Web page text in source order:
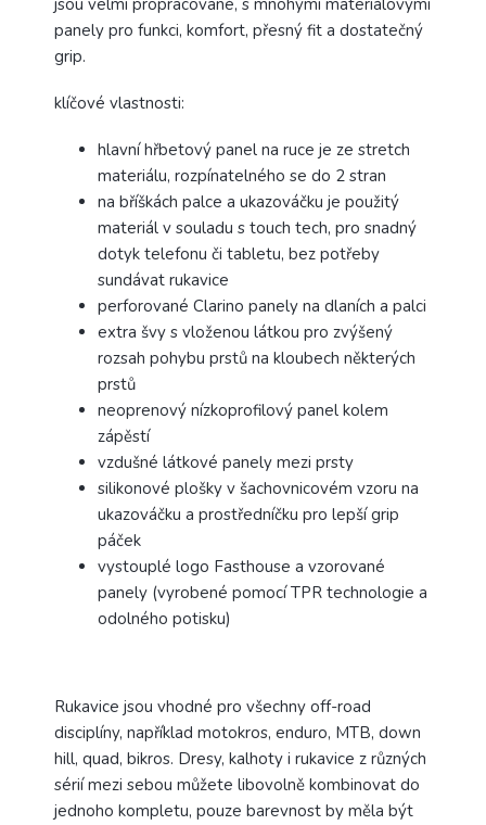
jsou velmi propracované, s mnohými materiálovými
panely pro funkci, komfort, přesný fit a dostatečný
grip.
klíčové vlastnosti:
hlavní hřbetový panel na ruce je ze stretch
materiálu, rozpínatelného se do 2 stran
na bříškách palce a ukazováčku je použitý
materiál v souladu s touch tech, pro snadný
dotyk telefonu či tabletu, bez potřeby
sundávat rukavice
perforované Clarino panely na dlaních a palci
extra švy s vloženou látkou pro zvýšený
rozsah pohybu prstů na kloubech některých
prstů
neoprenový nízkoprofilový panel kolem
zápěstí
vzdušné látkové panely mezi prsty
silikonové plošky v šachovnicovém vzoru na
ukazováčku a prostředníčku pro lepší grip
páček
vystouplé logo Fasthouse a vzorované
panely (vyrobené pomocí TPR technologie a
odolného potisku)
Rukavice jsou vhodné pro všechny off-road
disciplíny, například motokros, enduro, MTB, down
hill, quad, bikros. Dresy, kalhoty i rukavice z různých
sérií mezi sebou můžete libovolně kombinovat do
jednoho kompletu, pouze barevnost by měla být